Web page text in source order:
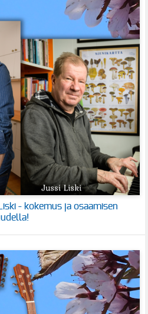
- kokemus ja osaamisen